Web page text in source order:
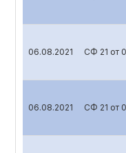
06.08.2021 СФ 21 от
06.08.2021 СФ 21 от